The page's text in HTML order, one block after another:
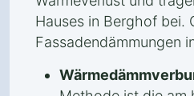
Hauses in Berghof bei.
Fassadendämmungen